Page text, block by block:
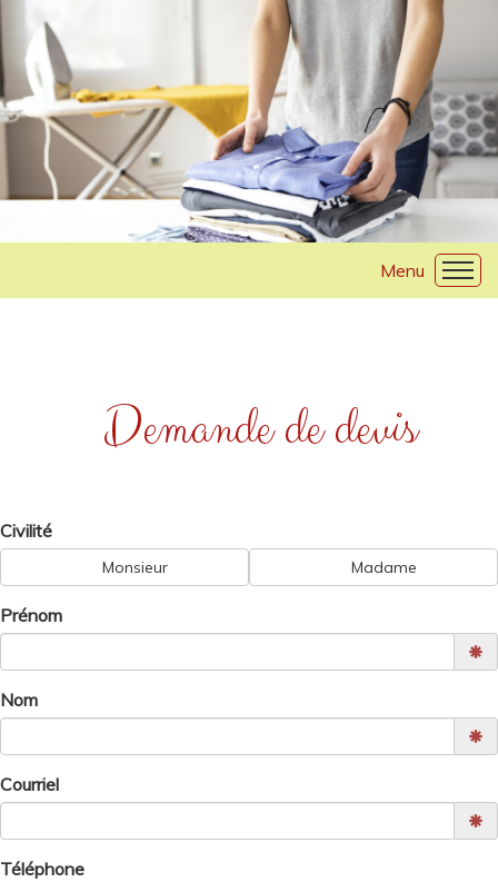
Nos prestations
Zone d'intervention
Recrutement
Demande de devis
Civilité
Monsieur Madame
Prénom
Nom
Courriel
Téléphone